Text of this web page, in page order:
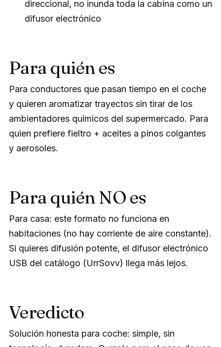
direccional, no inunda toda la cabina como un
difusor electrónico
Para quién es
Para conductores que pasan tiempo en el coche
y quieren aromatizar trayectos sin tirar de los
ambientadores químicos del supermercado. Para
quien prefiere fieltro + aceites a pinos colgantes
y aerosoles.
Para quién NO es
Para casa: este formato no funciona en
habitaciones (no hay corriente de aire constante).
Si quieres difusión potente, el difusor electrónico
USB del catálogo (UrrSovv) llega más lejos.
Veredicto
Solución honesta para coche: simple, sin